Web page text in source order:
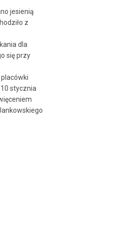
jesienią
z
dla
się przy
stycznia